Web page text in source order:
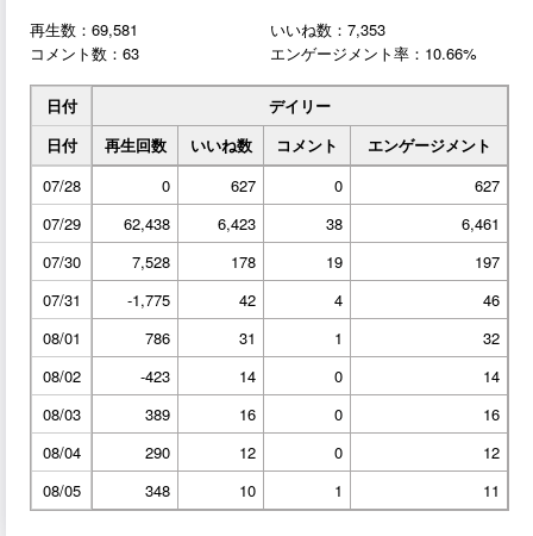
再生数：69,581
いいね数：7,353
コメント数：63
エンゲージメント率：10.66%
日付
デイリー
日付
再生回数 いいね数 コメント
エンゲージメント
07/28
0 627 0
627
07/29
62,438 6,423 38
6,461
07/30
7,528 178 19
197
07/31
-1,775 42 4
46
08/01
786 31 1
32
08/02
-423 14 0
14
08/03
389 16 0
16
08/04
290 12 0
12
08/05
348 10 1 11